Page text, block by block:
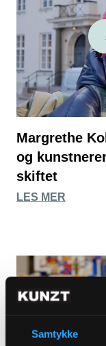
Samtykke
Margrethe
og
skiftet
LES MER